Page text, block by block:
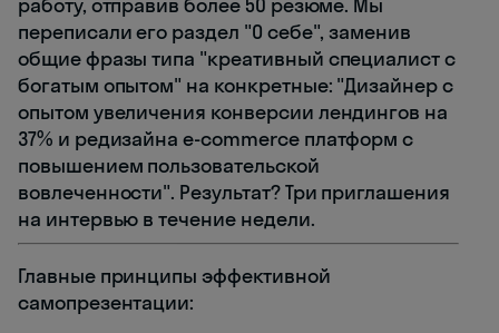
переписали его раздел "О себе", заменив
общие фразы типа "креативный специалист с
богатым опытом" на конкретные: "Дизайнер с
опытом увеличения конверсии лендингов на
37% и редизайна e-commerce платформ с
повышением пользовательской
вовлеченности". Результат? Три приглашения
на интервью в течение недели.
Главные принципы эффективной
самопрезентации: